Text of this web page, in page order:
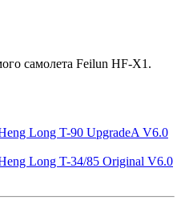
самолета Feilun HF-X1.
Long T-90 UpgradeA V6.0
Long T-34/85 Original V6.0